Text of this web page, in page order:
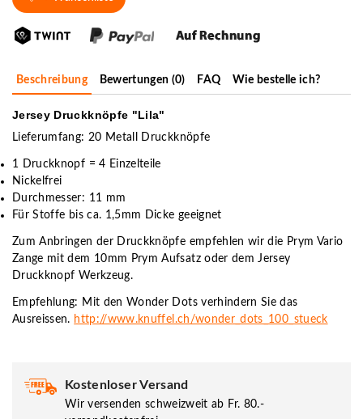
Beschreibung Bewertungen (0) FAQ Wie bestelle ich?
Jersey Druckknöpfe "Lila"
Lieferumfang: 20 Metall Druckknöpfe
1 Druckknopf = 4 Einzelteile
Nickelfrei
Durchmesser: 11 mm
Für Stoffe bis ca. 1,5mm Dicke geeignet
Zum Anbringen der Druckknöpfe empfehlen wir die Prym Vario
Zange mit dem 10mm Prym Aufsatz oder dem Jersey
Druckknopf Werkzeug.
Empfehlung: Mit den Wonder Dots verhindern Sie das
Ausreissen. http://www.knuffel.ch/wonder_dots_100_stueck
Kostenloser Versand
Wir versenden schweizweit ab Fr. 80.-